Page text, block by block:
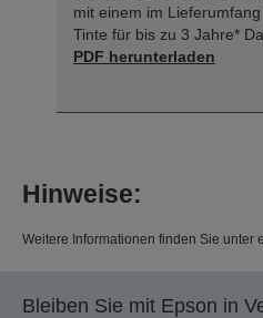
mit einem im
Tinte für bis zu 3 Jahre*
PDF herunterladen
Hinweise:
Weitere Informationen finden Sie unter
Bleiben Sie mit Epson in